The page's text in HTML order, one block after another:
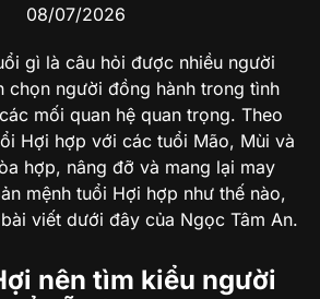
08/07/2026
gì là câu hỏi được nhiều người
chọn người đồng hành trong tình
mối quan hệ quan trọng. Theo
Hợi hợp với các tuổi Mão, Mùi và
hợp, nâng đỡ và mang lại may
mệnh tuổi Hợi hợp như thế nào,
viết dưới đây của Ngọc Tâm An.
nên tìm kiểu người